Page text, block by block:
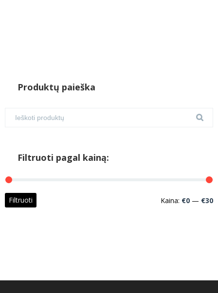
Produktų paieška
Filtruoti pagal kainą:
Filtruoti Kaina: €0 — €30